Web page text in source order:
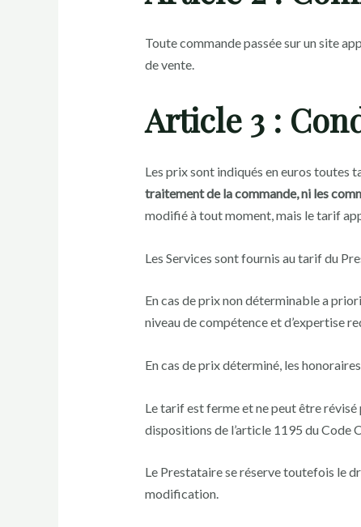
Toute commande passée sur un site
de vente.
Article 3 :
Les prix sont indiqués en euros toutes
traitement de la commande, ni les
modifié à tout moment, mais le tarif
Les Services sont fournis au tarif du
En cas de prix non déterminable a
niveau de compétence et d’expertise
En cas de prix déterminé, les
Le tarif est ferme et ne peut être révisé
dispositions de l’article 1195 du Code
Le Prestataire se réserve toutefois le
modification.